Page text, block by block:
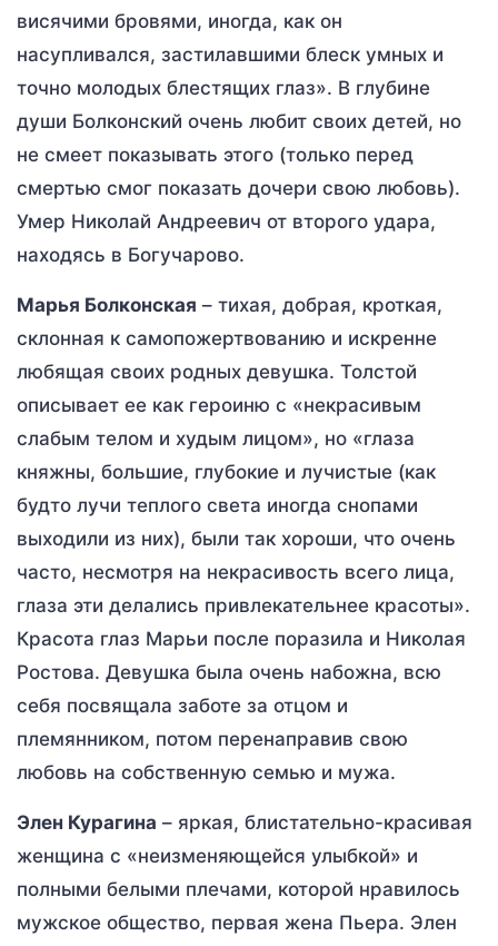
висячими бровями, иногда, как он
насупливался, застилавшими блеск умных и
точно молодых блестящих глаз». В глубине
души Болконский очень любит своих детей, но
не смеет показывать этого (только перед
смертью смог показать дочери свою любовь).
Умер Николай Андреевич от второго удара,
находясь в Богучарово.
Марья Болконская – тихая, добрая, кроткая,
склонная к самопожертвованию и искренне
любящая своих родных девушка. Толстой
описывает ее как героиню с «некрасивым
слабым телом и худым лицом», но «глаза
княжны, большие, глубокие и лучистые (как
будто лучи теплого света иногда снопами
выходили из них), были так хороши, что очень
часто, несмотря на некрасивость всего лица,
глаза эти делались привлекательнее красоты».
Красота глаз Марьи после поразила и Николая
Ростова. Девушка была очень набожна, всю
себя посвящала заботе за отцом и
племянником, потом перенаправив свою
любовь на собственную семью и мужа.
Элен Курагина – яркая, блистательно-красивая
женщина с «неизменяющейся улыбкой» и
полными белыми плечами, которой нравилось
мужское общество, первая жена Пьера. Элен